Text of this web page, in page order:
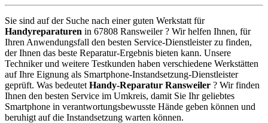
Sie sind auf der Suche nach einer guten Werkstatt für
Handyreparaturen in 67808 Ransweiler ? Wir helfen Ihnen, für
Ihren Anwendungsfall den besten Service-Dienstleister zu finden,
der Ihnen das beste Reparatur-Ergebnis bieten kann. Unsere
Techniker und weitere Testkunden haben verschiedene Werkstätten
auf Ihre Eignung als Smartphone-Instandsetzung-Dienstleister
geprüft. Was bedeutet Handy-Reparatur Ransweiler ? Wir finden
Ihnen den besten Service im Umkreis, damit Sie Ihr geliebtes
Smartphone in verantwortungsbewusste Hände geben können und
beruhigt auf die Instandsetzung warten können.